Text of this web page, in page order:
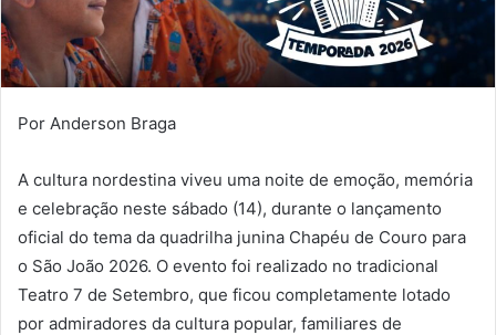
Por Anderson Braga
A cultura nordestina viveu uma noite de emoção, memória
e celebração neste sábado (14), durante o lançamento
oficial do tema da quadrilha junina Chapéu de Couro para
o São João 2026. O evento foi realizado no tradicional
Teatro 7 de Setembro, que ficou completamente lotado
por admiradores da cultura popular, familiares de